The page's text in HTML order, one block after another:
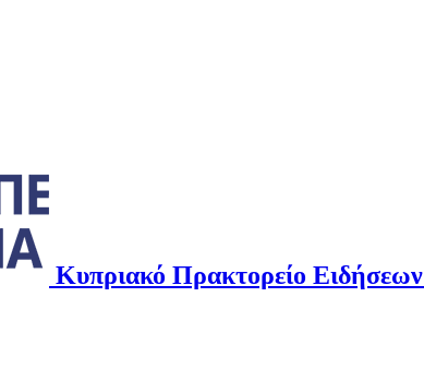
Κυπριακό Πρακτορείο Ειδήσεων